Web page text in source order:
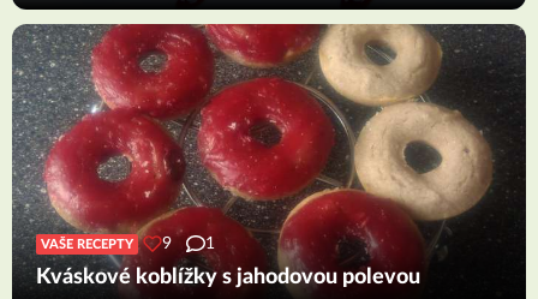
VAŠE RECEPTY 9 1
Kváskové koblížky s jahodovou polevou